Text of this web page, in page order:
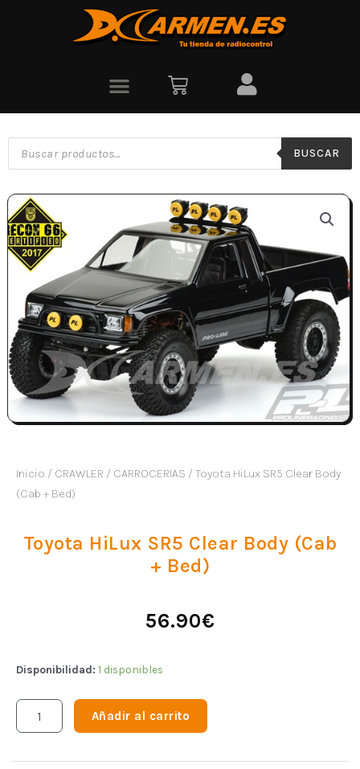
BUSCAR
Inicio / CRAWLER / CARROCERIAS / Toyota HiLux SR5 Clear Body
(Cab + Bed)
Toyota HiLux SR5 Clear Body (Cab
+ Bed)
56.90€
Disponibilidad: 1 disponibles
Añadir al carrito